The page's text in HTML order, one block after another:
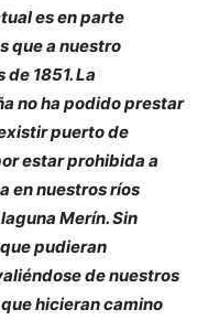
es en parte
que a nuestro
1851. La
no ha podido prestar
puerto de
estar prohibida a
en nuestros ríos
Merín. Sin
pudieran
de nuestros
hicieran camino